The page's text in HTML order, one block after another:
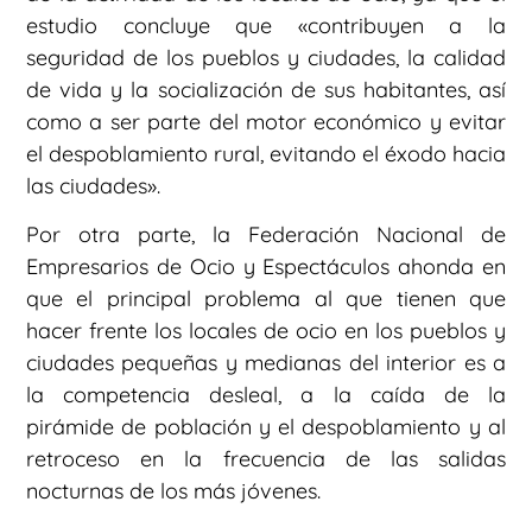
estudio concluye que «contribuyen a la
seguridad de los pueblos y ciudades, la calidad
de vida y la socialización de sus habitantes, así
como a ser parte del motor económico y evitar
el despoblamiento rural, evitando el éxodo hacia
las ciudades».
Por otra parte, la Federación Nacional de
Empresarios de Ocio y Espectáculos ahonda en
que el principal problema al que tienen que
hacer frente los locales de ocio en los pueblos y
ciudades pequeñas y medianas del interior es a
la competencia desleal, a la caída de la
pirámide de población y el despoblamiento y al
retroceso en la frecuencia de las salidas
nocturnas de los más jóvenes.